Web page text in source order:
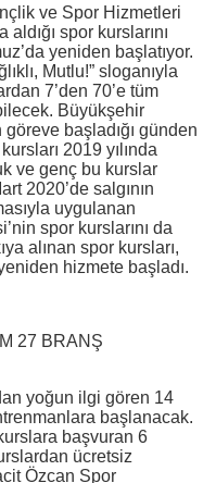
ve Spor Hizmetleri
spor kurslarını
yeniden başlatıyor.
Mutlu!” sloganıyla
7’den 70’e tüm
Büyükşehir
başladığı günden
2019 yılında
ve genç bu kurslar
2020’de salgının
uygulanan
spor kurslarını da
alınan spor kursları,
hizmete başladı.
27 BRANŞ
yoğun ilgi gören 14
başlanacak.
başvuran 6
ücretsiz
Özcan Spor